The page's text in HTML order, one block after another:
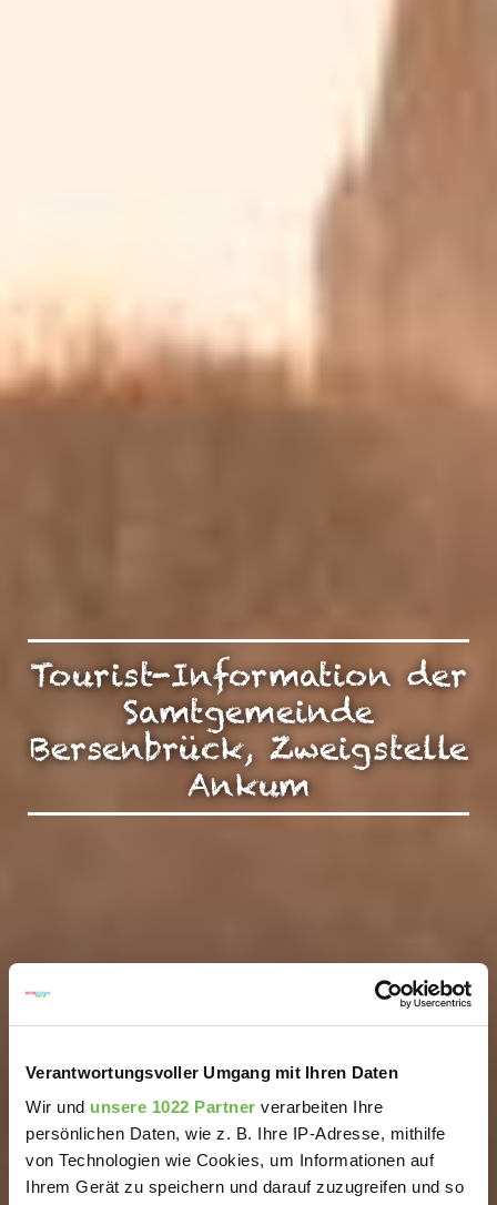
Verantwortungsvoller Umgang mit Ihren Daten
Wir und unsere 1022 Partner verarbeiten Ihre
persönlichen Daten, wie z. B. Ihre IP-Adresse, mithilfe
von Technologien wie Cookies, um Informationen auf
Ihrem Gerät zu speichern und darauf zuzugreifen und so
Tourist-Information der
Samtgemeinde
Bersenbrück, Zweigstelle
Ankum